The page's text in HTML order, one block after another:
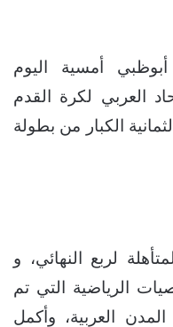
أبوظبي أمسية اليوم
العربي لكرة القدم
الكبار من بطولة
لربع النهائي، و
الرياضية التي تم
العربية، وأكمل